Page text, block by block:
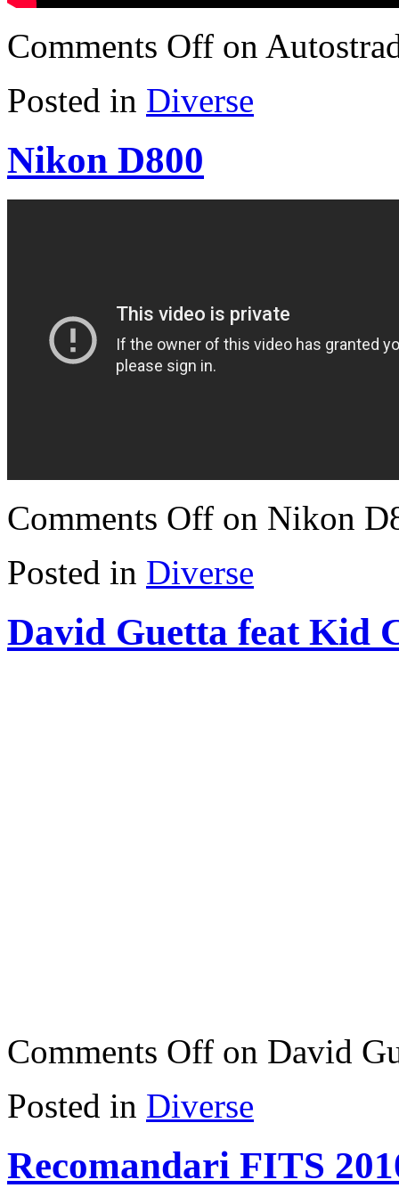
Comments Off on
Posted in Diverse
Nikon D800
Comments Off on Nikon
Posted in Diverse
David Guetta feat Kid
Comments Off on David
Posted in Diverse
Recomandari FITS